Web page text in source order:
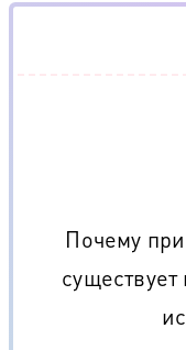
Почему